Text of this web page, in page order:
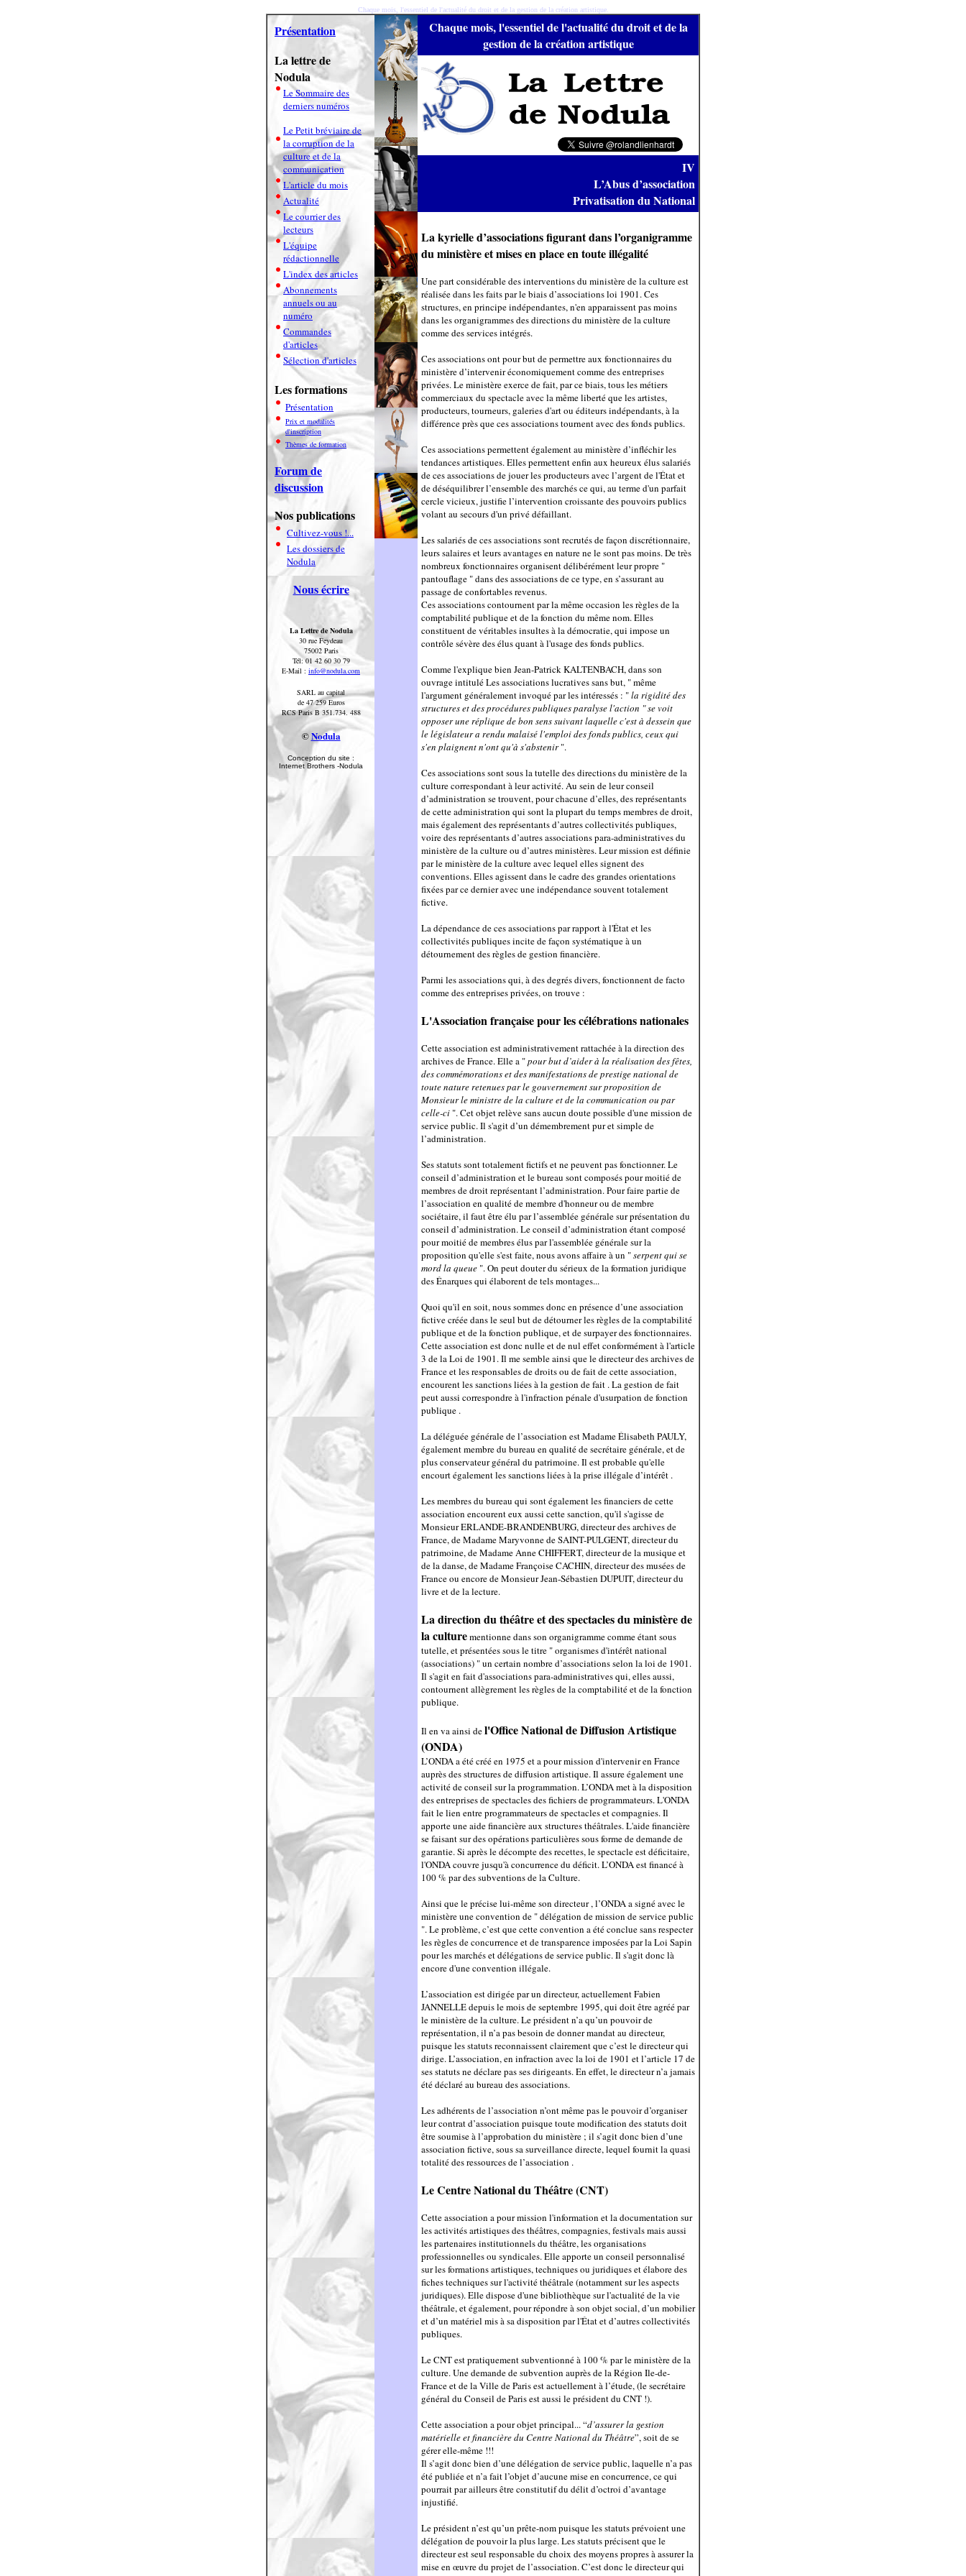
Chaque mois, l'essentiel de l'actualité du droit et de la gestion de la création artistique.
Présentation
La lettre de
Nodula
Le Sommaire des
derniers numéros
Le Petit bréviaire de
la corruption de la
culture et de la
communication
L'article du mois
Actualité
Le courrier des
lecteurs
L'équipe
rédactionnelle
L'index des articles
Abonnements
annuels ou au
numéro
Commandes
d'articles
Sélection d'articles
Les formations
Présentation
Prix et modalités
d'inscription
Thèmes de formation
Forum de
discussion
Nos publications
Cultivez-vous !...
Les dossiers de
Nodula
Nous écrire
La Lettre de Nodula
30 rue Feydeau
75002 Paris
Tél: 01 42 60 30 79
E-Mail : info@nodula.com
SARL au capital
de 47 259 Euros
RCS Paris B 351.734. 488
©Nodula
Conception du site :
Internet Brothers -Nodula
Chaque mois, l'essentiel de l'actualité du droit et de la
gestion de la création artistique
IV
L’Abus d’association
Privatisation du National
La kyrielle d’associations figurant dans l’organigramme
du ministère et mises en place en toute illégalité
Une part considérable des interventions du ministère de la culture est
réalisée dans les faits par le biais d’associations loi 1901. Ces
structures, en principe indépendantes, n'en apparaissent pas moins
dans les organigrammes des directions du ministère de la culture
comme des services intégrés.
Ces associations ont pour but de permettre aux fonctionnaires du
ministère d’intervenir économiquement comme des entreprises
privées. Le ministère exerce de fait, par ce biais, tous les métiers
commerciaux du spectacle avec la même liberté que les artistes,
producteurs, tourneurs, galeries d'art ou éditeurs indépendants, à la
différence près que ces associations tournent avec des fonds publics.
Ces associations permettent également au ministère d’infléchir les
tendances artistiques. Elles permettent enfin aux heureux élus salariés
de ces associations de jouer les producteurs avec l’argent de l'État et
de déséquilibrer l’ensemble des marchés ce qui, au terme d'un parfait
cercle vicieux, justifie l’intervention croissante des pouvoirs publics
volant au secours d'un privé défaillant.
Les salariés de ces associations sont recrutés de façon discrétionnaire,
leurs salaires et leurs avantages en nature ne le sont pas moins. De très
nombreux fonctionnaires organisent délibérément leur propre "
pantouflage " dans des associations de ce type, en s’assurant au
passage de confortables revenus.
Ces associations contournent par la même occasion les règles de la
comptabilité publique et de la fonction du même nom. Elles
constituent de véritables insultes à la démocratie, qui impose un
contrôle sévère des élus quant à l'usage des fonds publics.
Comme l'explique bien Jean-Patrick KALTENBACH, dans son
ouvrage intitulé Les associations lucratives sans but, " même
l'argument généralement invoqué par les intéressés : "la rigidité des
structures et des procédures publiques paralyse l'action " se voit
opposer une réplique de bon sens suivant laquelle c'est à dessein que
le législateur a rendu malaisé l'emploi des fonds publics, ceux qui
s'en plaignent n'ont qu'à s'abstenir".
Ces associations sont sous la tutelle des directions du ministère de la
culture correspondant à leur activité. Au sein de leur conseil
d’administration se trouvent, pour chacune d’elles, des représentants
de cette administration qui sont la plupart du temps membres de droit,
mais également des représentants d’autres collectivités publiques,
voire des représentants d’autres associations para-administratives du
ministère de la culture ou d’autres ministères. Leur mission est définie
par le ministère de la culture avec lequel elles signent des
conventions. Elles agissent dans le cadre des grandes orientations
fixées par ce dernier avec une indépendance souvent totalement
fictive.
La dépendance de ces associations par rapport à l'État et les
collectivités publiques incite de façon systématique à un
détournement des règles de gestion financière.
Parmi les associations qui, à des degrés divers, fonctionnent de facto
comme des entreprises privées, on trouve :
L'Association française pour les célébrations nationales
Cette association est administrativement rattachée à la direction des
archives de France. Elle a "pour but d’aider à la réalisation des fêtes,
des commémorations et des manifestations de prestige national de
toute nature retenues par le gouvernement sur proposition de
Monsieur le ministre de la culture et de la communication ou par
celle-ci ". Cet objet relève sans aucun doute possible d'une mission de
service public. Il s'agit d’un démembrement pur et simple de
l’administration.
Ses statuts sont totalement fictifs et ne peuvent pas fonctionner. Le
conseil d’administration et le bureau sont composés pour moitié de
membres de droit représentant l’administration. Pour faire partie de
l’association en qualité de membre d'honneur ou de membre
sociétaire, il faut être élu par l’assemblée générale sur présentation du
conseil d’administration. Le conseil d’administration étant composé
pour moitié de membres élus par l'assemblée générale sur la
proposition qu'elle s'est faite, nous avons affaire à un "serpent qui se
mord la queue ". On peut douter du sérieux de la formation juridique
des Énarques qui élaborent de tels montages...
Quoi qu'il en soit, nous sommes donc en présence d’une association
fictive créée dans le seul but de détourner les règles de la comptabilité
publique et de la fonction publique, et de surpayer des fonctionnaires.
Cette association est donc nulle et de nul effet conformément à l'article
3 de la Loi de 1901. Il me semble ainsi que le directeur des archives de
France et les responsables de droits ou de fait de cette association,
encourent les sanctions liées à la gestion de fait . La gestion de fait
peut aussi correspondre à l'infraction pénale d'usurpation de fonction
publique .
La déléguée générale de l’association est Madame Élisabeth PAULY,
également membre du bureau en qualité de secrétaire générale, et de
plus conservateur général du patrimoine. Il est probable qu'elle
encourt également les sanctions liées à la prise illégale d’intérêt .
Les membres du bureau qui sont également les financiers de cette
association encourent eux aussi cette sanction, qu'il s'agisse de
Monsieur ERLANDE-BRANDENBURG, directeur des archives de
France, de Madame Maryvonne de SAINT-PULGENT, directeur du
patrimoine, de Madame Anne CHIFFERT, directeur de la musique et
de la danse, de Madame Françoise CACHIN, directeur des musées de
France ou encore de Monsieur Jean-Sébastien DUPUIT, directeur du
livre et de la lecture.
La direction du théâtre et des spectacles du ministère de
la culturementionne dans son organigramme comme étant sous
tutelle, et présentées sous le titre " organismes d'intérêt national
(associations) " un certain nombre d’associations selon la loi de 1901.
Il s'agit en fait d'associations para-administratives qui, elles aussi,
contournent allègrement les règles de la comptabilité et de la fonction
publique.
Il en va ainsi del'Office National de Diffusion Artistique
(ONDA)
L’ONDA a été créé en 1975 et a pour mission d'intervenir en France
auprès des structures de diffusion artistique. Il assure également une
activité de conseil sur la programmation. L’ONDA met à la disposition
des entreprises de spectacles des fichiers de programmateurs. L'ONDA
fait le lien entre programmateurs de spectacles et compagnies. Il
apporte une aide financière aux structures théâtrales. L'aide financière
se faisant sur des opérations particulières sous forme de demande de
garantie. Si après le décompte des recettes, le spectacle est déficitaire,
l'ONDA couvre jusqu'à concurrence du déficit. L’ONDA est financé à
100 % par des subventions de la Culture.
Ainsi que le précise lui-même son directeur , l’ONDA a signé avec le
ministère une convention de " délégation de mission de service public
". Le problème, c’est que cette convention a été conclue sans respecter
les règles de concurrence et de transparence imposées par la Loi Sapin
pour les marchés et délégations de service public. Il s'agit donc là
encore d'une convention illégale.
L’association est dirigée par un directeur, actuellement Fabien
JANNELLE depuis le mois de septembre 1995, qui doit être agréé par
le ministère de la culture. Le président n’a qu’un pouvoir de
représentation, il n’a pas besoin de donner mandat au directeur,
puisque les statuts reconnaissent clairement que c’est le directeur qui
dirige. L’association, en infraction avec la loi de 1901 et l’article 17 de
ses statuts ne déclare pas ses dirigeants. En effet, le directeur n’a jamais
été déclaré au bureau des associations.
Les adhérents de l’association n’ont même pas le pouvoir d’organiser
leur contrat d’association puisque toute modification des statuts doit
être soumise à l’approbation du ministère ; il s’agit donc bien d’une
association fictive, sous sa surveillance directe, lequel fournit la quasi
totalité des ressources de l’association .
Le Centre National du Théâtre (CNT)
Cette association a pour mission l'information et la documentation sur
les activités artistiques des théâtres, compagnies, festivals mais aussi
les partenaires institutionnels du théâtre, les organisations
professionnelles ou syndicales. Elle apporte un conseil personnalisé
sur les formations artistiques, techniques ou juridiques et élabore des
fiches techniques sur l'activité théâtrale (notamment sur les aspects
juridiques). Elle dispose d'une bibliothèque sur l'actualité de la vie
théâtrale, et également, pour répondre à son objet social, d’un mobilier
et d’un matériel mis à sa disposition par l'État et d’autres collectivités
publiques.
Le CNT est pratiquement subventionné à 100 % par le ministère de la
culture. Une demande de subvention auprès de la Région Ile-de-
France et de la Ville de Paris est actuellement à l’étude, (le secrétaire
général du Conseil de Paris est aussi le président du CNT !).
Cette association a pour objet principal... “d’assurer la gestion
matérielle et financière du Centre National du Théâtre”, soit de se
gérer elle-même !!!
Il s’agit donc bien d’une délégation de service public, laquelle n’a pas
été publiée et n’a fait l’objet d’aucune mise en concurrence, ce qui
pourrait par ailleurs être constitutif du délit d’octroi d’avantage
injustifié.
Le président n’est qu’un prête-nom puisque les statuts prévoient une
délégation de pouvoir la plus large. Les statuts précisent que le
directeur est seul responsable du choix des moyens propres à assurer la
mise en œuvre du projet de l’association. C’est donc le directeur qui